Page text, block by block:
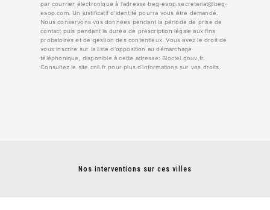
par courrier électronique à l'adresse beg-esop.secretariat@beg-
esop.com. Un justificatif d'identité pourra vous être demandé.
Nous conservons vos données pendant la période de prise de
contact puis pendant la durée de prescription légale aux fins
probatoires et de gestion des contentieux. Vous avez le droit de
vous inscrire sur la liste d'opposition au démarchage
téléphonique, disponible à cette adresse: Bloctel.gouv.fr
Consultez le site cnil.fr pour plus d’informations sur vos droits.
Nos interventions sur ces villes